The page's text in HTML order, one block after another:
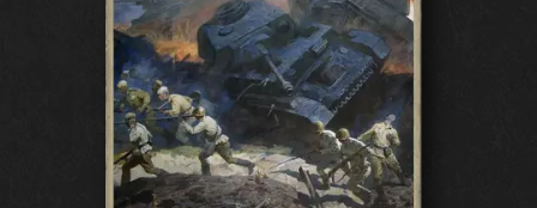
遊戲
KARDS 是什麼 如何游戏 商店
國家
KARDS 學院
常見問題